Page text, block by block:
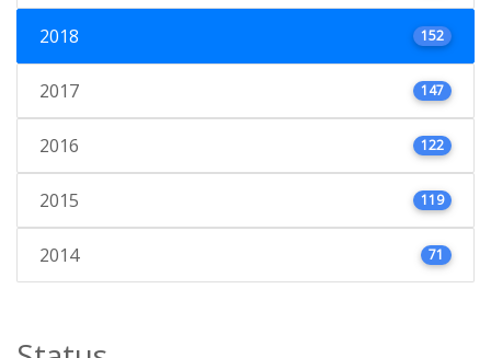
2018 152
2017 147
2016 122
2015 119
2014 71